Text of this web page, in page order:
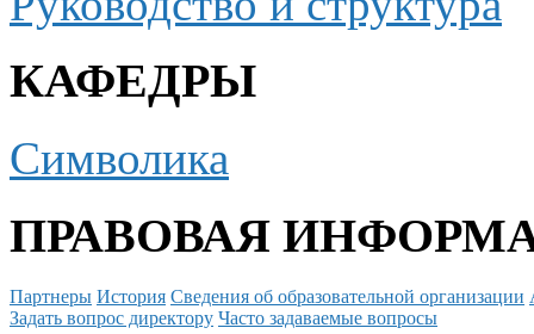
КАФЕДРЫ
Символика
ПРАВОВАЯ
Партнеры История Сведения об образовательной организации
Задать вопрос директору Часто задаваемые вопросы